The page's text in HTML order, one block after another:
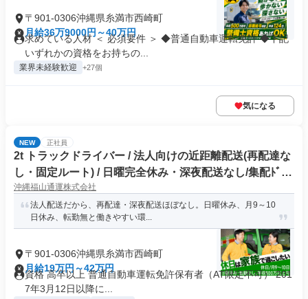
〒901-0306沖縄県糸満市西崎町
月給36万9000円～40万円
求めている人材 ＜ 必須要件 ＞ ◆普通自動車運転免許 ◆下記
いずれかの資格をお持ちの...
業界未経験歓迎 +27個
気になる
NEW 正社員
2t トラックドライバー / 法人向けの近距離配送(再配達な
し・固定ルート) / 日曜完全休み・深夜配送なし/集配ﾄﾞﾗｲ
ﾊﾞｰ2t(正社員)
沖縄福山通運株式会社
法人配送だから、再配達・深夜配送ほぼなし。日曜休み、月9～10
日休み、転勤無と働きやすい環...
〒901-0306沖縄県糸満市西崎町
月給19万円～42万円
資格 高卒以上 普通自動車運転免許保有者（AT限定不可） 201
7年3月12日以降に...